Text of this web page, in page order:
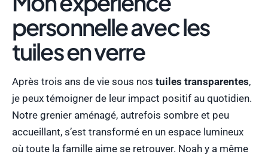
personnelle avec les
tuiles en verre
Après trois ans de vie sous nos tuiles transparentes,
je peux témoigner de leur impact positif au quotidien.
Notre grenier aménagé, autrefois sombre et peu
accueillant, s’est transformé en un espace lumineux
où toute la famille aime se retrouver. Noah y a même